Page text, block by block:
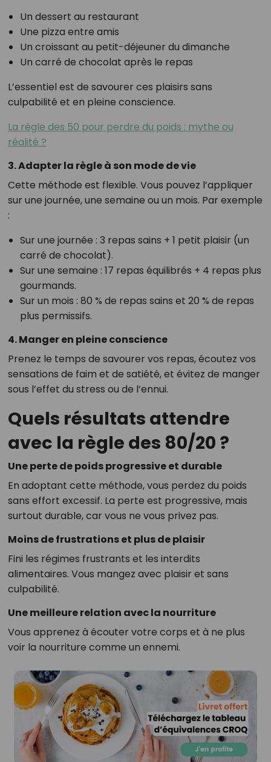
Un dessert au restaurant
Une pizza entre amis
Un croissant au petit-déjeuner du dimanche
Un carré de chocolat après le repas
L’essentiel est de savourer ces plaisirs sans
culpabilité et en pleine conscience.
La règle des 50 pour perdre du poids : mythe ou
réalité ?
3. Adapter la règle à son mode de vie
Cette méthode est flexible. Vous pouvez l’appliquer
sur une journée, une semaine ou un mois. Par exemple
:
Sur une journée : 3 repas sains + 1 petit plaisir (un
carré de chocolat).
Sur une semaine : 17 repas équilibrés + 4 repas plus
gourmands.
Sur un mois : 80 % de repas sains et 20 % de repas
plus permissifs.
4. Manger en pleine conscience
Prenez le temps de savourer vos repas, écoutez vos
sensations de faim et de satiété, et évitez de manger
sous l’effet du stress ou de l’ennui.
Quels résultats attendre
avec la règle des 80/20 ?
Une perte de poids progressive et durable
En adoptant cette méthode, vous perdez du poids
sans effort excessif. La perte est progressive, mais
surtout durable, car vous ne vous privez pas.
Moins de frustrations et plus de plaisir
Fini les régimes frustrants et les interdits
alimentaires. Vous mangez avec plaisir et sans
culpabilité.
Une meilleure relation avec la nourriture
Vous apprenez à écouter votre corps et à ne plus
voir la nourriture comme un ennemi.